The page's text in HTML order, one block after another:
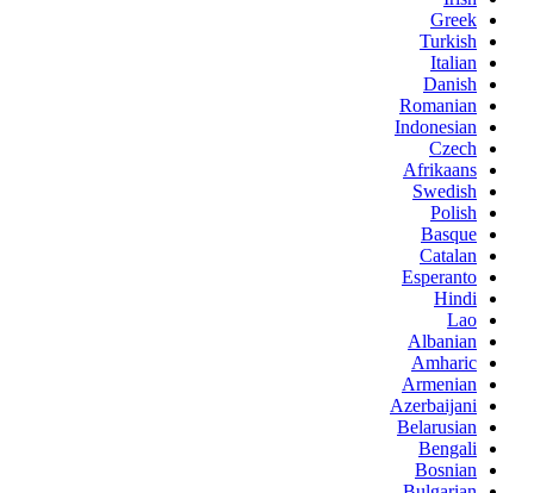
Greek
Turkish
Italian
Danish
Romanian
Indonesian
Czech
Afrikaans
Swedish
Polish
Basque
Catalan
Esperanto
Hindi
Lao
Albanian
Amharic
Armenian
Azerbaijani
Belarusian
Bengali
Bosnian